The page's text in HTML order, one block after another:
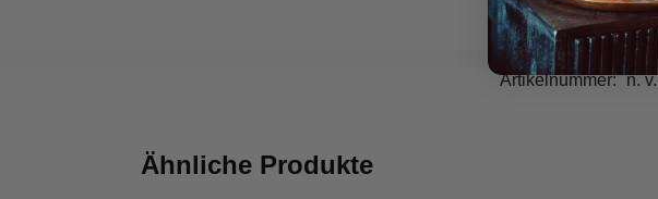
Artikelnummer: n. v.
Ähnliche Produkte